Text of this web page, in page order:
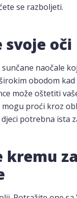
se razboljeti.
oči
naočale
obodom
može oštetiti
proći kroz
potrebna ista
kremu za